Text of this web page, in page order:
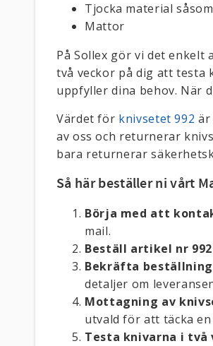
Tjocka material
Mattor
På Sollex gör vi det
två veckor på dig att testa
uppfyller dina behov. När
Värdet för knivsetet 992 är
av oss och returnerar
bara returnerar
Så här beställer ni vårt
Börja med att
mail.
Beställ artikel nr
Bekräfta
detaljer om
Mottagning av
utvald för att täcka
Testa knivarna i två